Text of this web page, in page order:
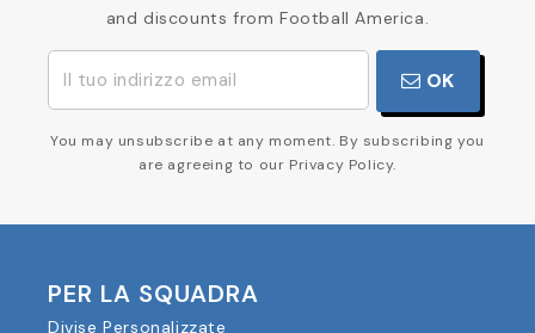
and discounts from Football America.
OK
You may unsubscribe at any moment. By subscribing you
are agreeing to our Privacy Policy.
PER LA SQUADRA
Divise Personalizzate